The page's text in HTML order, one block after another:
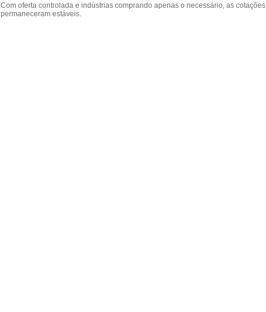
Com oferta controlada e indústrias comprando apenas o necessário, as cotações
permaneceram estáveis.